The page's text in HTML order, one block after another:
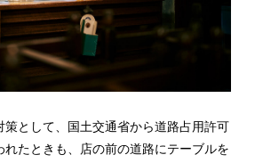
策として、国土交通省から道路占用許可
たときも、店の前の道路にテーブルを